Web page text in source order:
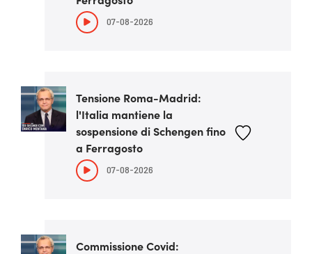
07-08-2026
Tensione Roma-Madrid:
l'Italia mantiene la
sospensione di Schengen fino
a Ferragosto
07-08-2026
Commissione Covid: